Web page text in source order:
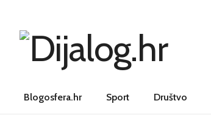
Blogosfera.hr Sport Društvo